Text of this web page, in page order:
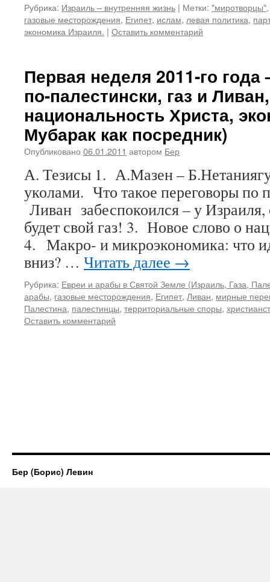
Рубрика: Израиль – внутренняя жизнь | Метки: "миротворцы"
газовые месторождения, Египет, ислам, левая политика,
экономика Израиля. | Оставить комментарий
Первая неделя 2011-го
по-палестински, газ и Ливан,
национальность Христа,
Мубарак как посредник)
Опубликовано 06.01.2011 автором Бер
А. Тезисы 1. А.Мазен –
уколами. Что такое переговоры по
Ливан забеспокоился – у
будет свой газ! 3. Новое слово о
4. Макро- и микроэкономика: что
вниз? … Читать далее →
Рубрика: Евреи и арабы в Святой Земле (Израиль, Газа,
арабы, газовые месторождения, Египет, Ливан, мирные
Палестина, палестинцы, территориальные споры,
Оставить комментарий
Бер (Борис) Левин